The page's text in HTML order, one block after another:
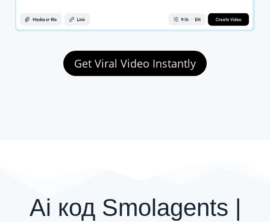
Get Viral Video Instantly
Ai код Smolagents |